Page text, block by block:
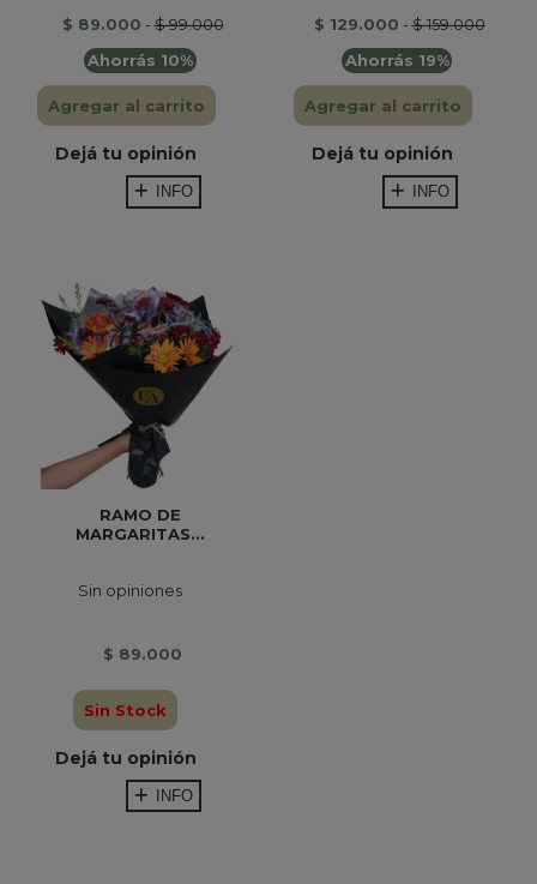
$ 89.000 -$ 99.000
Ahorrás 10%
Agregar al carrito
Dejá tu opinión
INFO
$ 129.000 -$ 159.000
Ahorrás 19%
Agregar al carrito
Dejá tu opinión
INFO
RAMO DE
MARGARITAS...
Sin opiniones
$ 89.000
Sin Stock
Dejá tu opinión
INFO